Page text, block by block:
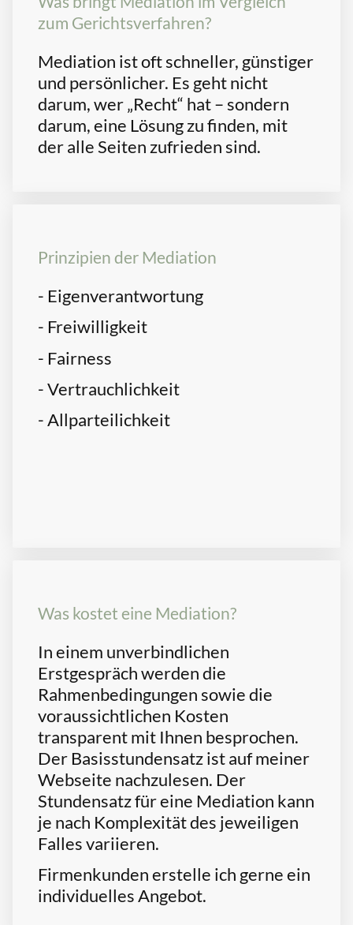
zum Gerichtsverfahren?
Mediation ist oft schneller, günstiger
und persönlicher. Es geht nicht
darum, wer „Recht“ hat – sondern
darum, eine Lösung zu finden, mit
der alle Seiten zufrieden sind.
Prinzipien der Mediation
- Eigenverantwortung
- Freiwilligkeit
- Fairness
- Vertrauchlichkeit
- Allparteilichkeit
Was kostet eine Mediation?
In einem unverbindlichen
Erstgespräch werden die
Rahmenbedingungen sowie die
voraussichtlichen Kosten
transparent mit Ihnen besprochen.
Der Basisstundensatz ist auf meiner
Webseite nachzulesen. Der
Stundensatz für eine Mediation kann
je nach Komplexität des jeweiligen
Falles variieren.
Firmenkunden erstelle ich gerne ein
individuelles Angebot.